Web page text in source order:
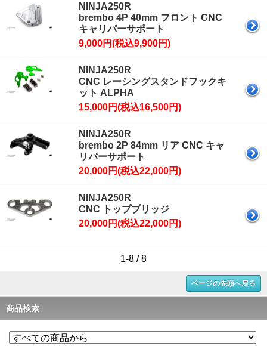
NINJA250R
brembo 4P 40mm フロント CNC
キャリパーサポート
9,000円(税込9,900円)
NINJA250R
CNC レーシングスタンドフックキ
ット ALPHA
15,000円(税込16,500円)
NINJA250R
brembo 2P 84mm リア CNC キャ
リパーサポート
20,000円(税込22,000円)
NINJA250R
CNC トップブリッジ
20,000円(税込22,000円)
1-8 / 8
ページの先頭へ戻る
商品検索